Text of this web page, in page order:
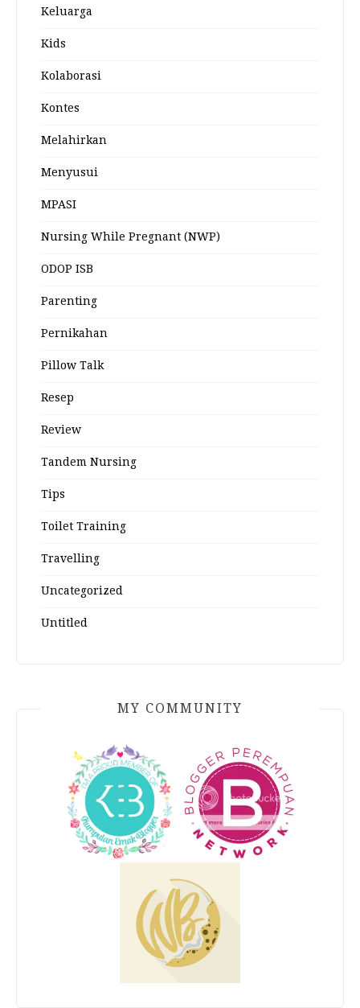
Keluarga
Kids
Kolaborasi
Kontes
Melahirkan
Menyusui
MPASI
Nursing While Pregnant (NWP)
ODOP ISB
Parenting
Pernikahan
Pillow Talk
Resep
Review
Tandem Nursing
Tips
Toilet Training
Travelling
Uncategorized
Untitled
MY COMMUNITY